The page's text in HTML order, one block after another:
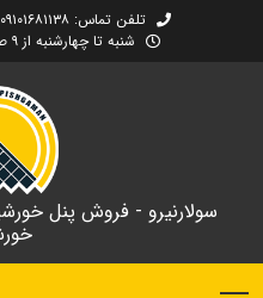
تلفن تماس: ۰۹۱۰۱۶۸۱۱۳۸ - ۰۲۱۸۸۴۵۸۶۱۹ - ۰۲۱۸۶۱۲۵۹۱۵
شنبه تا چهارشنبه از ۹ صبح تا ۱۷ و پنجشنبه تا ۱۲:۳۰
سولارنیرو - فروش پنل